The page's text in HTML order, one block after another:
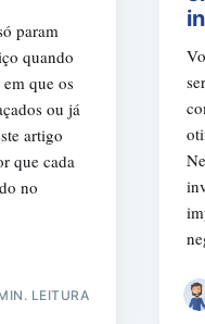
param
quando
que os
ou já
artigo
que cada
no
LEITURA